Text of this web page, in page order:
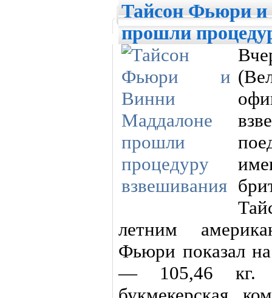
Тайсон Фьюри
прошли
летним
Фьюри показал
— 105,46 кг.